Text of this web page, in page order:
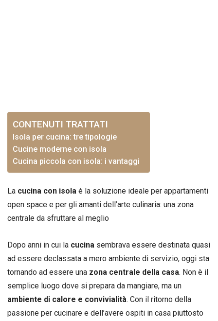
CONTENUTI TRATTATI
Isola per cucina: tre tipologie
Cucine moderne con isola
Cucina piccola con isola: i vantaggi
La cucina con isola è la soluzione ideale per appartamenti
open space e per gli amanti dell’arte culinaria: una zona
centrale da sfruttare al meglio
Dopo anni in cui la cucina sembrava essere destinata quasi
ad essere declassata a mero ambiente di servizio, oggi sta
tornando ad essere una zona centrale della casa. Non è il
semplice luogo dove si prepara da mangiare, ma un
ambiente di calore e convivialità. Con il ritorno della
passione per cucinare e dell’avere ospiti in casa piuttosto